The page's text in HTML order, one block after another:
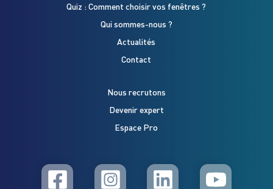
Quiz : Comment choisir vos fenêtres ?
Qui sommes-nous ?
Actualités
Contact
Nous recrutons
Devenir expert
Espace Pro